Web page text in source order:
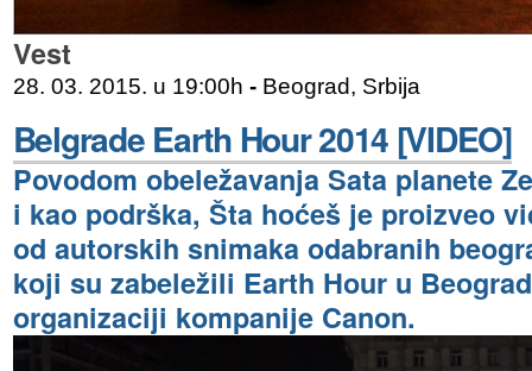
Vest
28. 03. 2015. u 19:00h - Beograd, Srbija
Belgrade Earth Hour 2014 [VIDEO]
Povodom obeležavanja Sata planete
i kao podrška, Šta hoćeš je proizveo
od autorskih snimaka odabranih
koji su zabeležili Earth Hour u
organizaciji kompanije Canon.